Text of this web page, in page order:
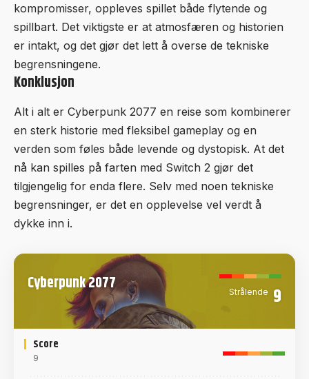
kompromisser, oppleves spillet både flytende og
spillbart. Det viktigste er at atmosfæren og historien
er intakt, og det gjør det lett å overse de tekniske
begrensningene.
Konklusjon
Alt i alt er Cyberpunk 2077 en reise som kombinerer
en sterk historie med fleksibel gameplay og en
verden som føles både levende og dystopisk. At det
nå kan spilles på farten med Switch 2 gjør det
tilgjengelig for enda flere. Selv med noen tekniske
begrensninger, er det en opplevelse vel verdt å
dykke inn i.
Cyberpunk 2077 Strålende 9
Score
9